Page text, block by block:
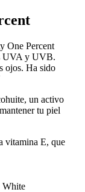
One Percent
UVA y UVB.
ojos. Ha sido
un activo
tu piel
vitamina E, que
White